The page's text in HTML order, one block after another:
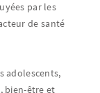
par les
de santé
adolescents,
bien-être et